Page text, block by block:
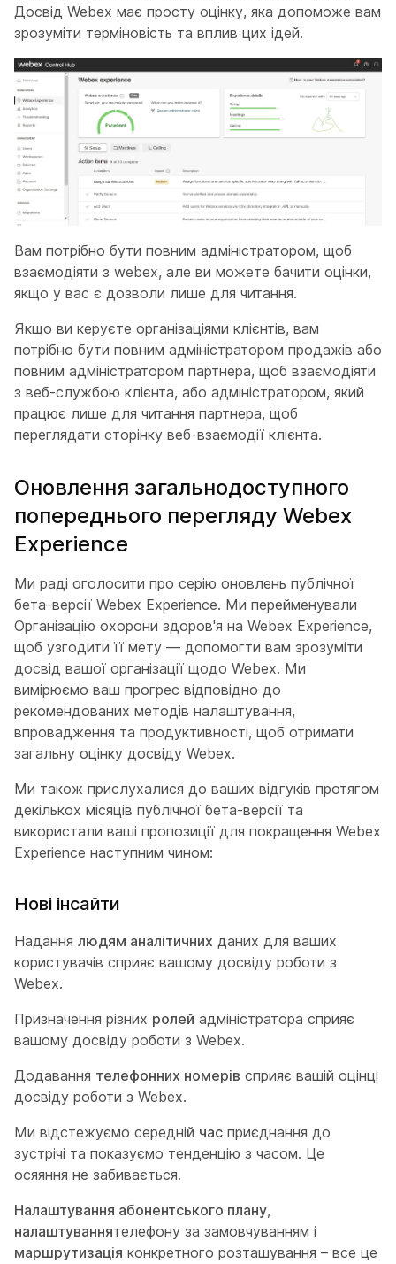
Досвід Webex має просту оцінку, яка допоможе вам
зрозуміти терміновість та вплив цих ідей.
Вам потрібно бути повним адміністратором, щоб
взаємодіяти з webex, але ви можете бачити оцінки,
якщо у вас є дозволи лише для читання.
Якщо ви керуєте організаціями клієнтів, вам
потрібно бути повним адміністратором продажів або
повним адміністратором партнера, щоб взаємодіяти
з веб-службою клієнта, або адміністратором, який
працює лише для читання партнера, щоб
переглядати сторінку веб-взаємодії клієнта.
Оновлення загальнодоступного
попереднього перегляду Webex
Experience
Ми раді оголосити про серію оновлень публічної
бета-версії Webex Experience. Ми перейменували
Організацію охорони здоров'я на Webex Experience,
щоб узгодити її мету — допомогти вам зрозуміти
досвід вашої організації щодо Webex. Ми
вимірюємо ваш прогрес відповідно до
рекомендованих методів налаштування,
впровадження та продуктивності, щоб отримати
загальну оцінку досвіду Webex.
Ми також прислухалися до ваших відгуків протягом
декількох місяців публічної бета-версії та
використали ваші пропозиції для покращення Webex
Experience наступним чином:
Нові інсайти
Надання людям аналітичних даних для ваших
користувачів сприяє вашому досвіду роботи з
Webex.
Призначення різних ролей адміністратора сприяє
вашому досвіду роботи з Webex.
Додавання телефонних номерів сприяє вашій оцінці
досвіду роботи з Webex.
Ми відстежуємо середній час приєднання до
зустрічі та показуємо тенденцію з часом. Це
осяяння не забивається.
Налаштування абонентського плану,
налаштуваннятелефону за замовчуванням і
маршрутизація конкретного розташування – все це